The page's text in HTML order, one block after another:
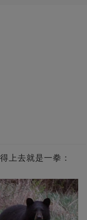
上去就是一拳：